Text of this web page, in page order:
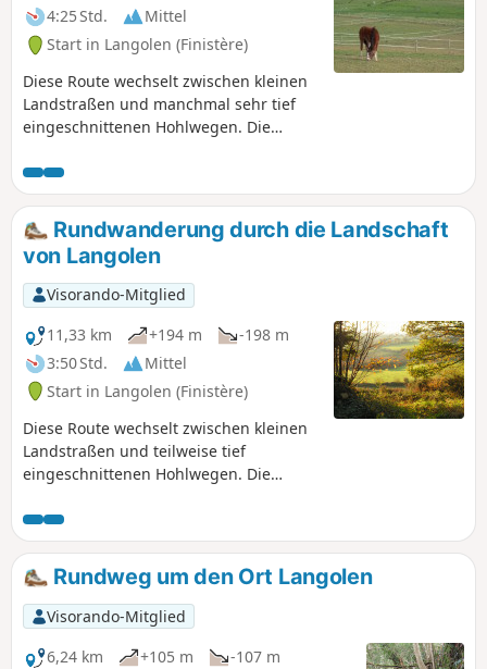
4:25 Std.
Mittel
Start in Langolen (Finistère)
Diese Route wechselt zwischen kleinen
Landstraßen und manchmal sehr tief
eingeschnittenen Hohlwegen. Die
Gelände und bietet die Möglichkeit,
zahlreiche Feuchtgebiete und Wiesen
zu entdecken, auf denen Pferde, Rinder
und Ziegen weiden. Auf den Anhöhen
bietet sich uns ein weitreichender Blick
auf die Montagnes Noires.
Rundwanderung durch die Landschaft
von Langolen
Visorando-Mitglied
11,33 km
+194 m
-198 m
3:50 Std.
Mittel
Start in Langolen (Finistère)
Diese Route wechselt zwischen kleinen
Landstraßen und teilweise tief
eingeschnittenen Hohlwegen. Die
Gelände und bietet die Möglichkeit,
zahlreiche Feuchtgebiete und Wiesen
zu entdecken, auf denen Pferde und
Rinder weiden. Von den Anhöhen aus
bietet sich ein weitreichender Blick auf
die Montagnes Noires.
Rundweg um den Ort Langolen
Visorando-Mitglied
6,24 km
+105 m
-107 m